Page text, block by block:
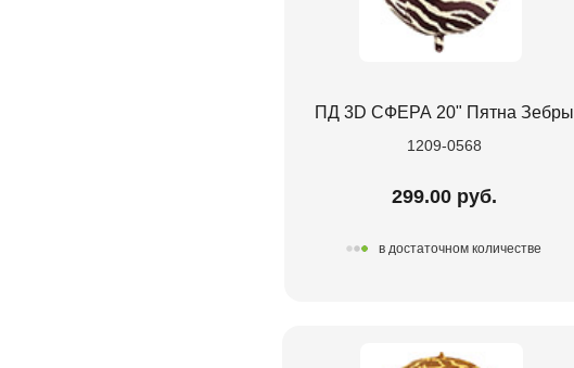
ПД 3D СФЕРА 20" Пятна Зебры
1209-0568
299.00 руб.
в достаточном количестве